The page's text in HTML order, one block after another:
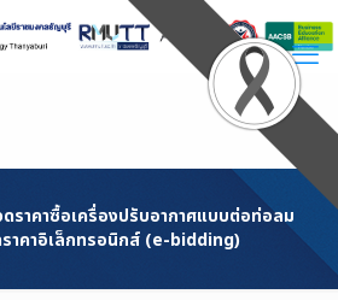
ราคาซื้อเครื่องปรับอากาศแบบต่อท่อลม
ราคาอิเล็กทรอนิกส์ (e-bidding)